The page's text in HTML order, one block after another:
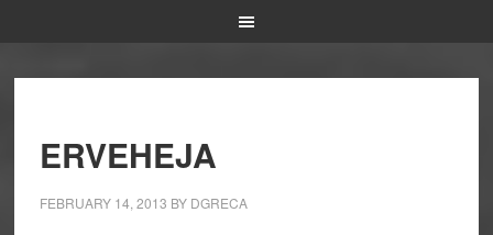
ERVEHEJA
FEBRUARY 14, 2013 BY DGRECA